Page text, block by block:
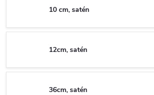
10 cm, satén
12cm, satén
36cm, satén